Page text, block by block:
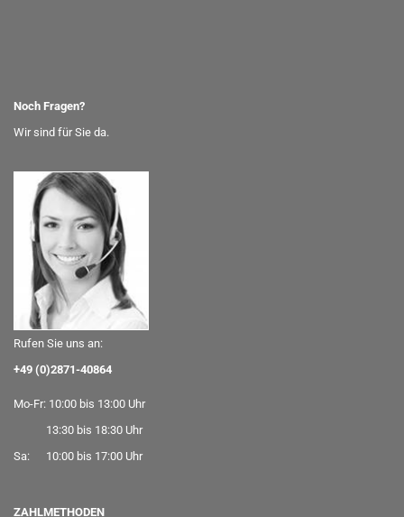
Noch Fragen?
Wir sind für Sie da.
Rufen Sie uns an:
+49 (0)2871-40864
Mo-Fr: 10:00 bis 13:00 Uhr
13:30 bis 18:30 Uhr
Sa: 10:00 bis 17:00 Uhr
ZAHLMETHODEN